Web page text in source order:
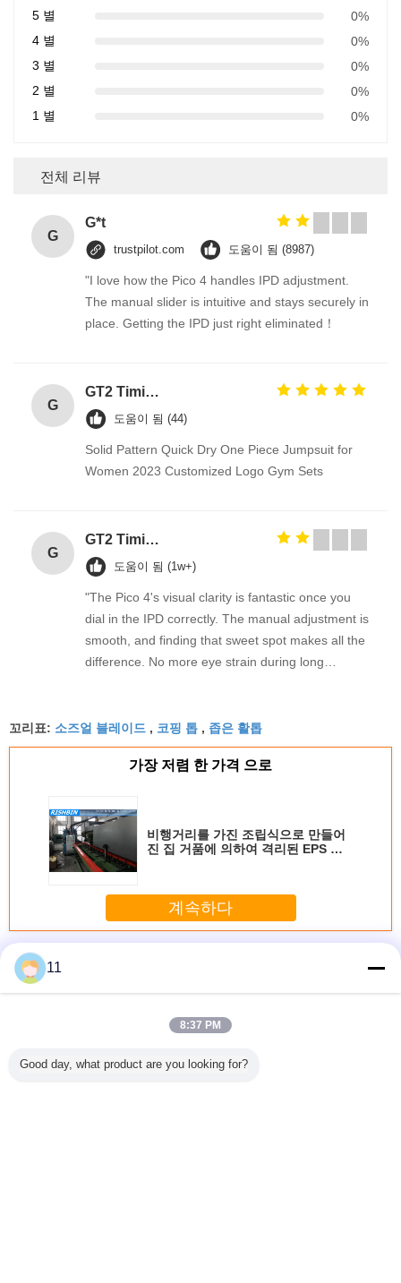
5 별
0%
4 별
0%
3 별
0%
2 별
0%
1 별
0%
전체 리뷰
G
G*t
trustpilot.com 도움이 됨 (8987)
"I love how the Pico 4 handles IPD adjustment.
The manual slider is intuitive and stays securely in
place. Getting the IPD just right eliminated！
G
GT2 Timing Pulley 30 36 40 48 60 Tooth Wheel Bore 5mm 8mm Aluminum Gear Teeth Width 6mm For Reprap 3D Printers Part
도움이 됨 (44)
Solid Pattern Quick Dry One Piece Jumpsuit for
Women 2023 Customized Logo Gym Sets
G
GT2 Timing Pulley 30 36 40 48 60 Tooth Wheel Bore 5mm 8mm Aluminum Gear Teeth Width 6mm For Reprap 3D Printers Part
도움이 됨 (1w+)
"The Pico 4's visual clarity is fantastic once you
dial in the IPD correctly. The manual adjustment is
smooth, and finding that sweet spot makes all the
difference. No more eye strain during long
fantastic once you dial in the IPD correctly. The
manual adjustment is smooth, and finding that
sweet spot makes all the difference. No more eye
taking the time to set it up properly!""The Pico 4's
visual clarity is fantastic once you dial in the IPD
correctly. The manual adjustment is smooth, and
finding that sweet spot makes all the difference.
No more eye strain during long sessions. Highly
recommend taking the time to set it up
properly!""The Pico 4's visual clarity is fantastic
during long sessions. Highly r
꼬리표: 소즈얼 블레이드 , 코핑 톱 , 좁은 활톱
가장 저렴 한 가격 으로
비행거리를 가진 조립식으로 만들어
진 집 거품에 의하여 격리된 EPS 샌
계속하다
더 많은 것
날을
보답하는 두금속
절단은 스테인리
보답하는 빠른 똑
바른 절단은 못 - 끼
11
8:37 PM
Good day, what product are you looking for?